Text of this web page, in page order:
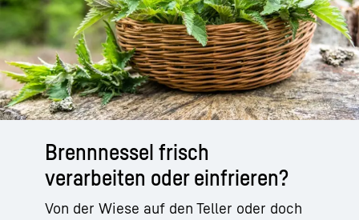
Brennnessel frisch
verarbeiten oder einfrieren?
Von der Wiese auf den Teller oder doch